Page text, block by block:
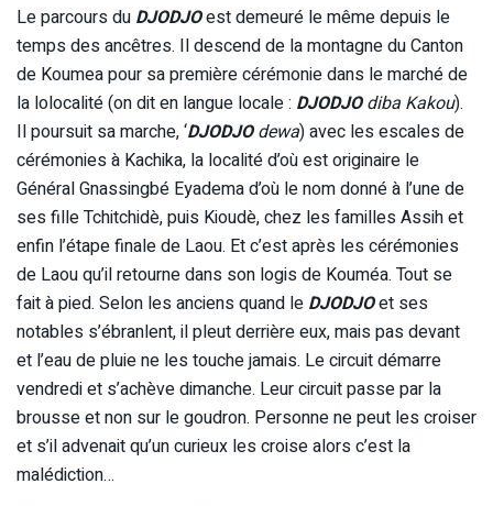
Le parcours du DJODJOest demeuré le même depuis le
temps des ancêtres. Il descend de la montagne du Canton
de Koumea pour sa première cérémonie dans le marché de
la lolocalité (on dit en langue locale : DJODJO diba Kakou).
Il poursuit sa marche, ‘DJODJO dewa) avec les escales de
cérémonies à Kachika, la localité d’où est originaire le
Général Gnassingbé Eyadema d’où le nom donné à l’une de
ses fille Tchitchidè, puis Kioudè, chez les familles Assih et
enfin l’étape finale de Laou. Et c’est après les cérémonies
de Laou qu’il retourne dans son logis de Kouméa. Tout se
fait à pied. Selon les anciens quand le DJODJOet ses
notables s’ébranlent, il pleut derrière eux, mais pas devant
et l’eau de pluie ne les touche jamais. Le circuit démarre
vendredi et s’achève dimanche. Leur circuit passe par la
brousse et non sur le goudron. Personne ne peut les croiser
et s’il advenait qu’un curieux les croise alors c’est la
malédiction…